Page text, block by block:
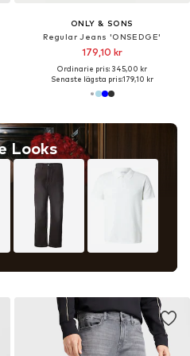
Looks
ONLY & SONS
Regular Jeans 'ONSEDGE'
179,10 kr
Ordinarie pris: 345,00 kr
Senaste lägsta pris:179,10 kr